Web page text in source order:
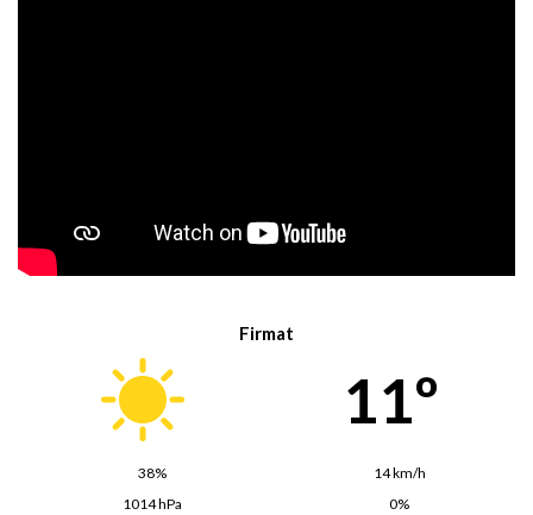
Firmat
11º
38%
14 km/h
1014 hPa
0%